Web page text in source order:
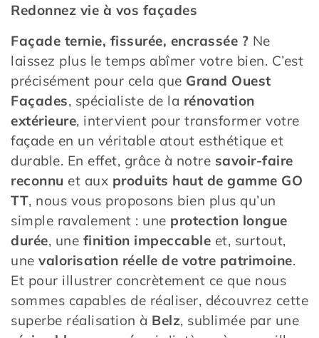
Redonnez vie à vos façades
Façade ternie, fissurée, encrassée ? Ne
laissez plus le temps abîmer votre bien. C’est
précisément pour cela que Grand Ouest
Façades, spécialiste de la rénovation
extérieure, intervient pour transformer votre
façade en un véritable atout esthétique et
durable. En effet, grâce à notre savoir-faire
reconnu et aux produits haut de gamme GO
TT, nous vous proposons bien plus qu’un
simple ravalement : une protection longue
durée, une finition impeccable et, surtout,
une valorisation réelle de votre patrimoine.
Et pour illustrer concrètement ce que nous
sommes capables de réaliser, découvrez cette
superbe réalisation à Belz, sublimée par une